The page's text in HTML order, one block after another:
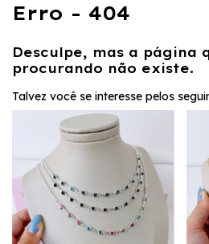
Erro - 404
Desculpe, mas a página
procurando não existe.
Talvez você se interesse pelos